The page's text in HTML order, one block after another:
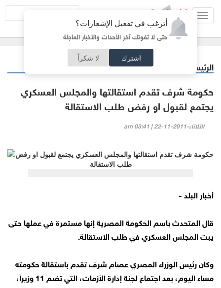
أترغب في تفعيل الإشعارات؟
حتى لا تفوتك آخر الأحداث والأخبار العاجلة
اشترك لا شكراً
الرئيسية عربي دولي
حكومة شرف تقدم استقالتها والمجلس العسكري
يجتمع لقبول او رفض طلب الاستقالة
الثلاثاء-2011-11-22 | 03:41 am
أخبار البلد -
قال المتحدث باسم الحكومة المصرية إنها مستمرة في عملها حتى
يبت المجلس العسكري في طلب الاستقالة.
وكان رئيس الوزراء المصري عصام شرف تقدم باستقالة حكومته
مساء اليوم، بعد اجتماع لجنة إدارة الأزمات، التي تضم 11 وزيراً،